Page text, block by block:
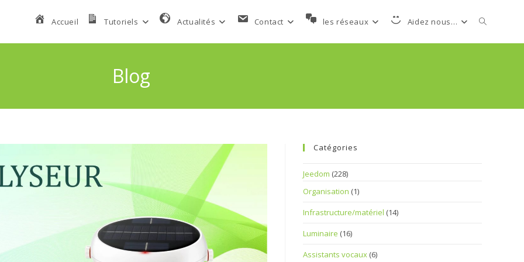
Accueil Tutoriels Actualités Contact les réseaux Aidez nous… Toggle
search
Blog
Catégories
Jeedom (228)
Organisation (1)
Infrastructure/matériel (14)
Luminaire (16)
Assistants vocaux (6)